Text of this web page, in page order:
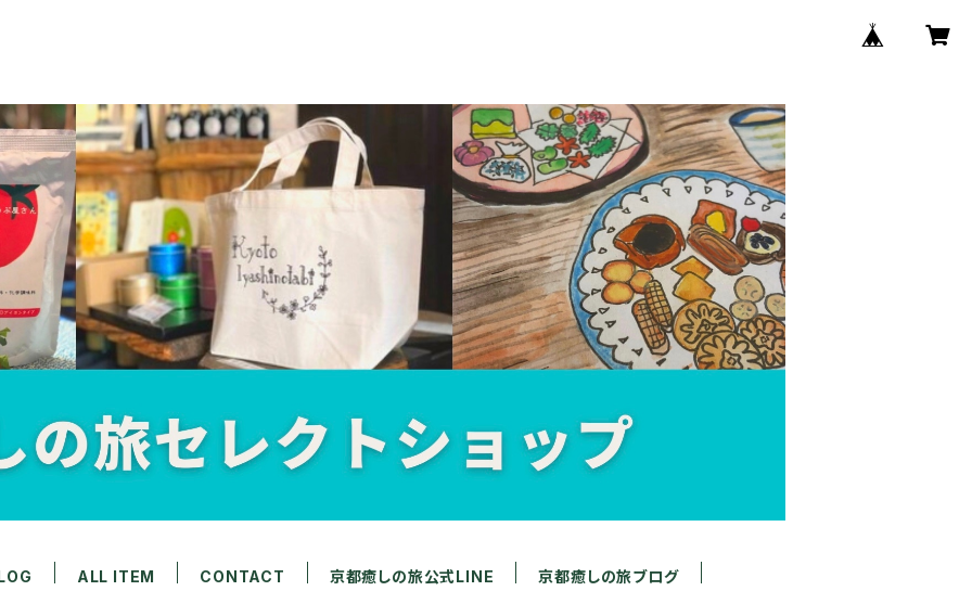
ALL ITEM CONTACT 京都癒しの旅公式LINE 京都癒しの旅ブログ